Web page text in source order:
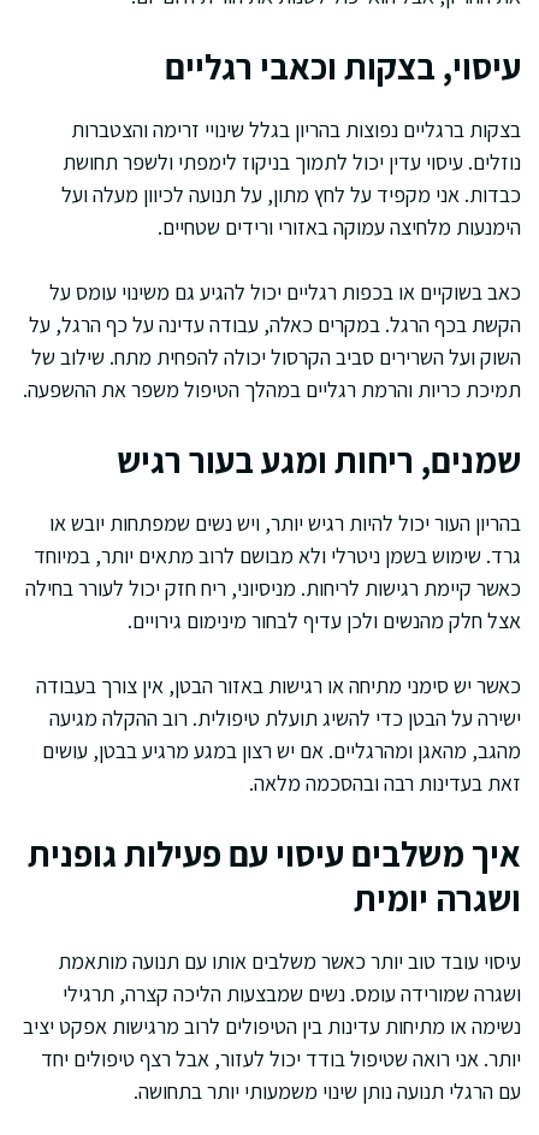
עיסוי, בצקות וכאבי רגליים
בצקות ברגליים נפוצות בהריון בגלל שינויי זרימה והצטברות
נוזלים. עיסוי עדין יכול לתמוך בניקוז לימפתי ולשפר תחושת
כבדות. אני מקפיד על לחץ מתון, על תנועה לכיוון מעלה ועל
הימנעות מלחיצה עמוקה באזורי ורידים שטחיים.
כאב בשוקיים או בכפות רגליים יכול להגיע גם משינוי עומס על
הקשת בכף הרגל. במקרים כאלה, עבודה עדינה על כף הרגל, על
השוק ועל השרירים סביב הקרסול יכולה להפחית מתח. שילוב של
תמיכת כריות והרמת רגליים במהלך הטיפול משפר את ההשפעה.
שמנים, ריחות ומגע בעור רגיש
בהריון העור יכול להיות רגיש יותר, ויש נשים שמפתחות יובש או
גרד. שימוש בשמן ניטרלי ולא מבושם לרוב מתאים יותר, במיוחד
כאשר קיימת רגישות לריחות. מניסיוני, ריח חזק יכול לעורר בחילה
אצל חלק מהנשים ולכן עדיף לבחור מינימום גירויים.
כאשר יש סימני מתיחה או רגישות באזור הבטן, אין צורך בעבודה
ישירה על הבטן כדי להשיג תועלת טיפולית. רוב ההקלה מגיעה
מהגב, מהאגן ומהרגליים. אם יש רצון במגע מרגיע בבטן, עושים
זאת בעדינות רבה ובהסכמה מלאה.
איך משלבים עיסוי עם פעילות גופנית
ושגרה יומית
עיסוי עובד טוב יותר כאשר משלבים אותו עם תנועה מותאמת
ושגרה שמורידה עומס. נשים שמבצעות הליכה קצרה, תרגילי
נשימה או מתיחות עדינות בין הטיפולים לרוב מרגישות אפקט יציב
יותר. אני רואה שטיפול בודד יכול לעזור, אבל רצף טיפולים יחד
עם הרגלי תנועה נותן שינוי משמעותי יותר בתחושה.